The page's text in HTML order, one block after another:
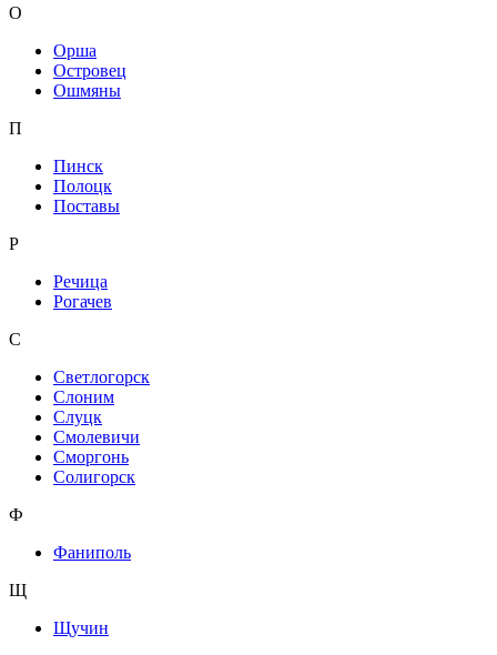
О
Орша
Островец
Ошмяны
П
Пинск
Полоцк
Поставы
Р
Речица
Рогачев
С
Светлогорск
Слоним
Слуцк
Смолевичи
Сморгонь
Солигорск
Ф
Фаниполь
Щ
Щучин